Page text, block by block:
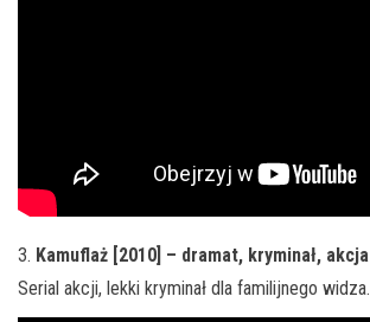
3. Kamuflaż [2010] – dramat, kryminał, akcja
Serial akcji, lekki kryminał dla familijnego widza.